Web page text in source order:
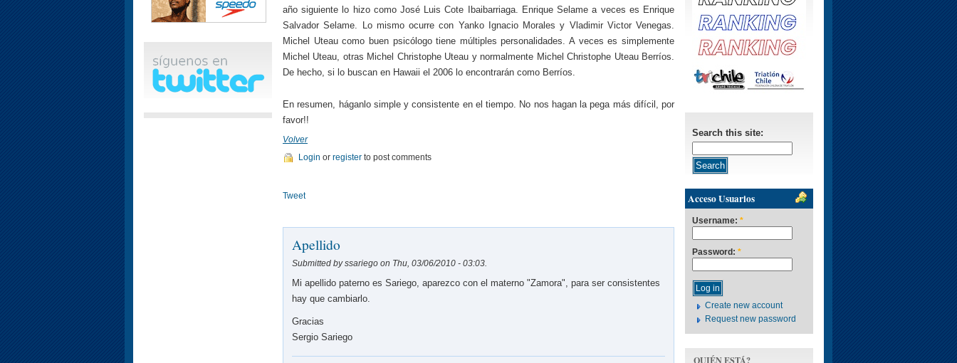
año siguiente lo hizo como José Luis Cote Ibaibarriaga. Enrique Selame a veces es Enrique
Salvador Selame. Lo mismo ocurre con Yanko Ignacio Morales y Vladimir Victor Venegas.
Michel Uteau como buen psicólogo tiene múltiples personalidades. A veces es simplemente
Michel Uteau, otras Michel Christophe Uteau y normalmente Michel Christophe Uteau Berríos.
De hecho, si lo buscan en Hawaii el 2006 lo encontrarán como Berríos.
En resumen, háganlo simple y consistente en el tiempo. No nos hagan la pega más difícil, por
favor!!
Volver
Login or register to post comments
Tweet
Apellido
Submitted by ssariego on Thu, 03/06/2010 - 03:03.
Mi apellido paterno es Sariego, aparezco con el materno "Zamora", para ser consistentes
hay que cambiarlo.
Gracias
Sergio Sariego
Search this site:
Acceso Usuarios
Username: *
Password: *
Create new account
Request new password
QUIÉN ESTÁ?